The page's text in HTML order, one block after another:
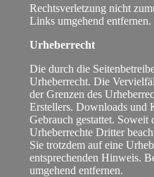
Rechtsverletzung nicht
Links umgehend entfernen.
Urheberrecht
Die durch die
Urheberrecht. Die
der Grenzen des
Erstellers. Downloads und
Gebrauch gestattet.
Urheberrechte Dritter
Sie trotzdem auf eine
entsprechenden Hinweis.
umgehend entfernen.